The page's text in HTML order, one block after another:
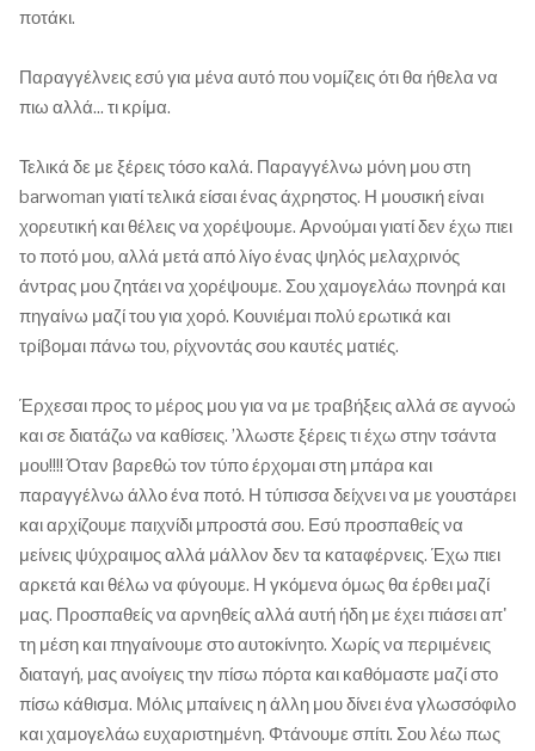
ποτάκι.
Παραγγέλνεις εσύ για μένα αυτό που νομίζεις ότι θα ήθελα να
πιω αλλά... τι κρίμα.
Τελικά δε με ξέρεις τόσο καλά. Παραγγέλνω μόνη μου στη
barwoman γιατί τελικά είσαι ένας άχρηστος. Η μουσική είναι
χορευτική και θέλεις να χορέψουμε. Αρνούμαι γιατί δεν έχω πιει
το ποτό μου, αλλά μετά από λίγο ένας ψηλός μελαχρινός
άντρας μου ζητάει να χορέψουμε. Σου χαμογελάω πονηρά και
πηγαίνω μαζί του για χορό. Κουνιέμαι πολύ ερωτικά και
τρίβομαι πάνω του, ρίχνοντάς σου καυτές ματιές.
Έρχεσαι προς το μέρος μου για να με τραβήξεις αλλά σε αγνοώ
και σε διατάζω να καθίσεις. ’λλωστε ξέρεις τι έχω στην τσάντα
μου!!!! Όταν βαρεθώ τον τύπο έρχομαι στη μπάρα και
παραγγέλνω άλλο ένα ποτό. Η τύπισσα δείχνει να με γουστάρει
και αρχίζουμε παιχνίδι μπροστά σου. Εσύ προσπαθείς να
μείνεις ψύχραιμος αλλά μάλλον δεν τα καταφέρνεις. Έχω πιει
αρκετά και θέλω να φύγουμε. Η γκόμενα όμως θα έρθει μαζί
μας. Προσπαθείς να αρνηθείς αλλά αυτή ήδη με έχει πιάσει απ'
τη μέση και πηγαίνουμε στο αυτοκίνητο. Χωρίς να περιμένεις
διαταγή, μας ανοίγεις την πίσω πόρτα και καθόμαστε μαζί στο
πίσω κάθισμα. Μόλις μπαίνεις η άλλη μου δίνει ένα γλωσσόφιλο
και χαμογελάω ευχαριστημένη. Φτάνουμε σπίτι. Σου λέω πως